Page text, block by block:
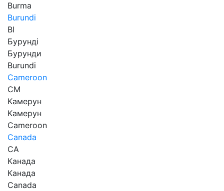
Burma
Burundi
BI
Бурунді
Бурунди
Burundi
Cameroon
CM
Камерун
Камерун
Cameroon
Canada
CA
Канада
Канада
Canada